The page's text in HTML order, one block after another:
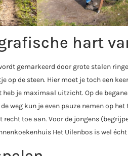
hart
gemarkeerd door grote stalen
de steen. Hier moet je toch een
je maximaal uitzicht. Op de
weg kun je even pauze nemen op
recht toe aan. Voor de jongens
Het Uilenbos is wel